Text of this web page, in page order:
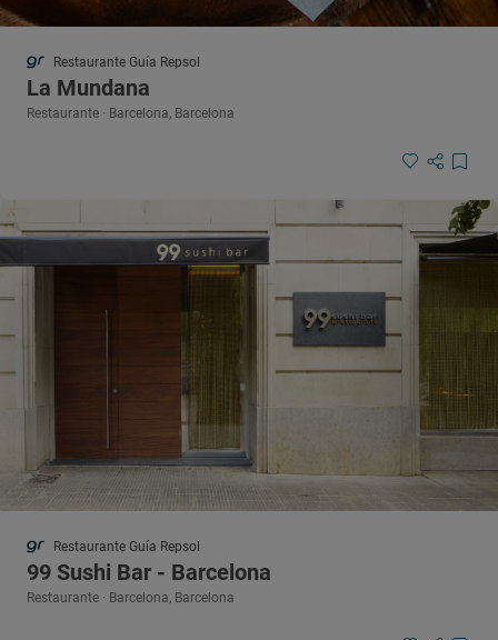
Restaurante Guía Repsol
La Mundana
Restaurante · Barcelona, Barcelona
Restaurante Guía Repsol
99 Sushi Bar - Barcelona
Restaurante · Barcelona, Barcelona